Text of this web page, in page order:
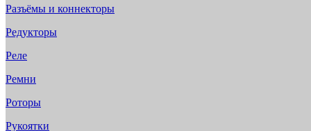
Разъёмы и коннекторы
Редукторы
Реле
Ремни
Роторы
Рукоятки